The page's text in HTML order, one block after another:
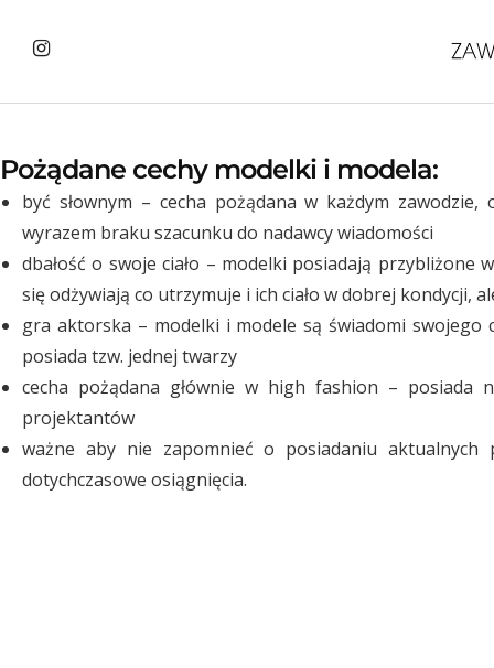
Pożądane cechy modelki i modela:
być słownym – cecha pożądana w każdym
wyrazem braku szacunku do nadawcy wiadomości
dbałość o swoje ciało – modelki posiadają
się odżywiają co utrzymuje i ich ciało w dobrej kondycji,
gra aktorska – modelki i modele są świadomi swojego
posiada tzw. jednej twarzy
cecha pożądana głównie w high fashion –
projektantów
ważne aby nie zapomnieć o posiadaniu
dotychczasowe osiągnięcia.